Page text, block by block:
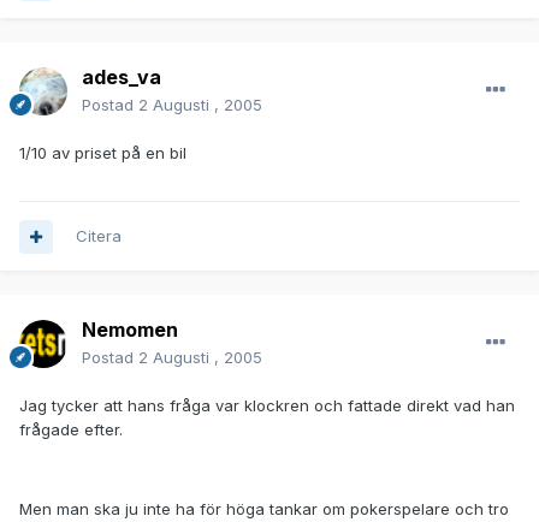
ades_va
Postad 2 Augusti , 2005
1/10 av priset på en bil
Citera
Nemomen
Postad 2 Augusti , 2005
Jag tycker att hans fråga var klockren och fattade direkt vad han
frågade efter.
Men man ska ju inte ha för höga tankar om pokerspelare och tro